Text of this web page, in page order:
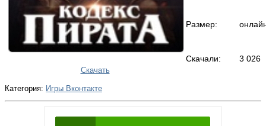
Скачать
Размер:
Скачали: 3 026
Категория: Игры Вконтакте